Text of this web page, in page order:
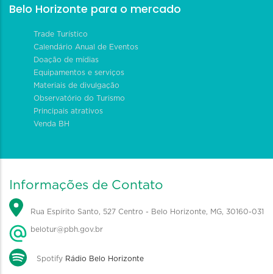
Belo Horizonte para o mercado
Trade Turístico
Calendário Anual de Eventos
Doação de mídias
Equipamentos e serviços
Materiais de divulgação
Observatório do Turismo
Principais atrativos
Venda BH
Informações de Contato
Rua Espírito Santo, 527 Centro - Belo Horizonte, MG, 30160-031
belotur@pbh.gov.br
Spotify Rádio Belo Horizonte